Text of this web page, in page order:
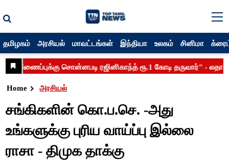
தமிழகம் அரசியல் மாவட்டங்கள் இந்தியா உலகம் சினிமா
Home அரசியல்
சங்கிகளின் கொ.ப.செ. -அது
உங்களுக்கு புரிய வாய்ப்பு இல்லை
ராசா - திமுக தாக்கு